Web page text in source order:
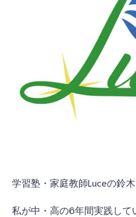
学習塾・家庭教師Luceの鈴木
私が中・高の6年間実践し